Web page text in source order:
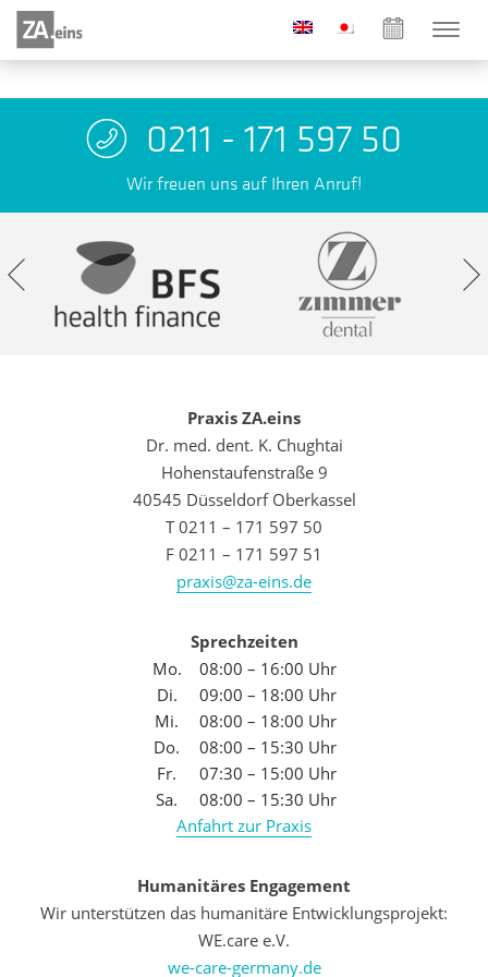
0211 - 171 597 50
Wir freuen uns auf Ihren Anruf!
Praxis ZA.eins
Dr. med. dent. K. Chughtai
Hohenstaufenstraße 9
40545 Düsseldorf Oberkassel
T 0211 – 171 597 50
F 0211 – 171 597 51
praxis@za-eins.de
Sprechzeiten
Mo.
08:00 – 16:00 Uhr
Di.
09:00 – 18:00 Uhr
Mi.
08:00 – 18:00 Uhr
Do.
08:00 – 15:30 Uhr
Fr.
07:30 – 15:00 Uhr
Sa.
08:00 – 15:30 Uhr
Anfahrt zur Praxis
Humanitäres Engagement
Wir unterstützen das humanitäre Entwicklungsprojekt:
WE.care e.V.
we-care-germany.de